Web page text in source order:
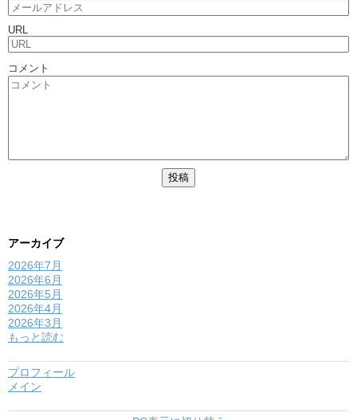
URL
コメント
アーカイブ
2026年7月
2026年6月
2026年5月
2026年4月
2026年3月
もっと読む
プロフィール
メイン